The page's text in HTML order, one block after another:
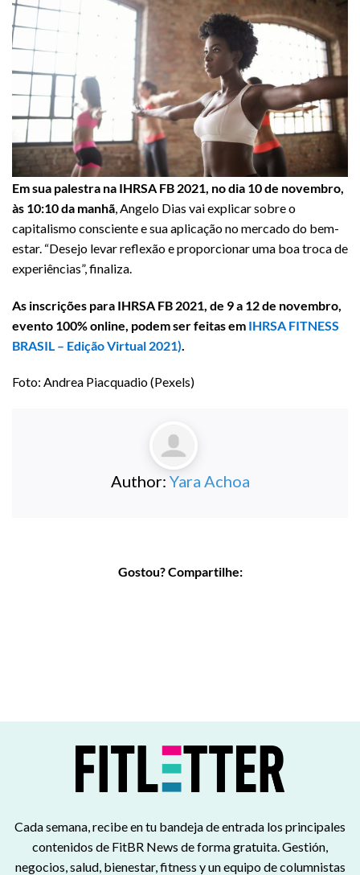
Em sua palestra na IHRSA FB 2021, no dia 10 de novembro,
às 10:10 da manhã , Angelo Dias vai explicar sobre o
capitalismo consciente e sua aplicação no mercado do bem-
estar. “Desejo levar reflexão e proporcionar uma boa troca de
experiências”, finaliza.
As inscrições para IHRSA FB 2021, de 9 a 12 de novembro,
evento 100% online, podem ser feitas em IHRSA FITNESS
BRASIL – Edição Virtual 2021)
Foto: Andrea Piacquadio (Pexels)
Author: Yara Achoa
Gostou? Compartilhe:
Cada semana, recibe en tu bandeja de entrada los principales
contenidos de FitBR News de forma gratuita. Gestión,
negocios, salud, bienestar, fitness y un equipo de columnistas